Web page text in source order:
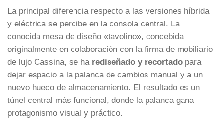
La principal diferencia respecto a las versiones híbrida
y eléctrica se percibe en la consola central. La
conocida mesa de diseño «tavolino», concebida
originalmente en colaboración con la firma de mobiliario
de lujo Cassina, se ha rediseñado y recortado para
dejar espacio a la palanca de cambios manual y a un
nuevo hueco de almacenamiento. El resultado es un
túnel central más funcional, donde la palanca gana
protagonismo visual y práctico.